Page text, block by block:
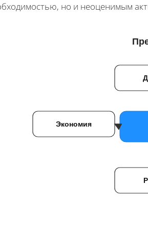
но и неоценимым
Экономия